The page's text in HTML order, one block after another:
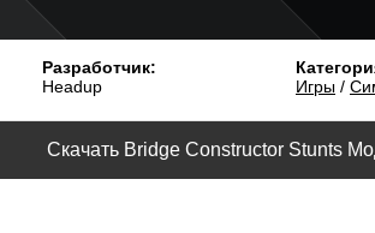
Разработчик:
Headup
Игры /
Скачать Bridge Constructor Stunts